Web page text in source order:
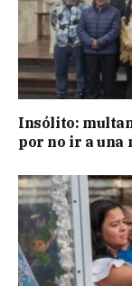
Insólito:
por no ir a una